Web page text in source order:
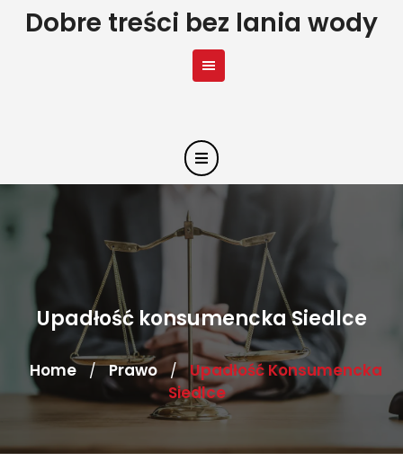
SkipDobre treści bez lania wody
Upadłość konsumencka Siedlce
Home / Prawo / Upadłość Konsumencka
Siedlce